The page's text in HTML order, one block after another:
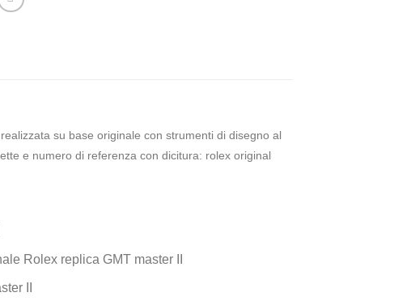
su base originale con strumenti di disegno al
e numero di referenza con dicitura: rolex original
Rolex replica GMT master II
II